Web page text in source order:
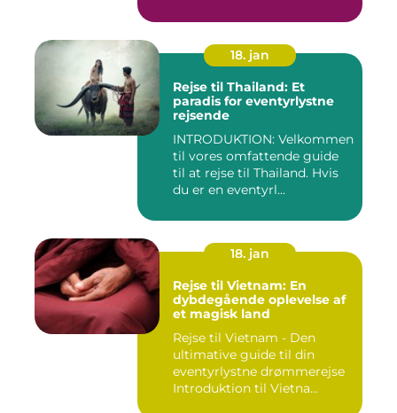
18. jan
Rejse til Thailand: Et
paradis for eventyrlystne
rejsende
INTRODUKTION: Velkommen
til vores omfattende guide
til at rejse til Thailand. Hvis
du er en eventyrl...
18. jan
Rejse til Vietnam: En
dybdegående oplevelse af
et magisk land
Rejse til Vietnam - Den
ultimative guide til din
eventyrlystne drømmerejse
Introduktion til Vietna...